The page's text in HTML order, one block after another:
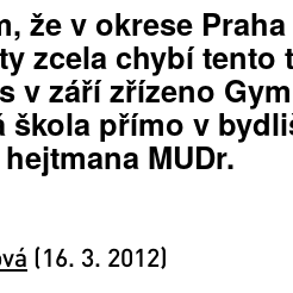
že v okrese
zcela chybí tento
v září zřízeno
škola přímo v
MUDr.
(16. 3. 2012)